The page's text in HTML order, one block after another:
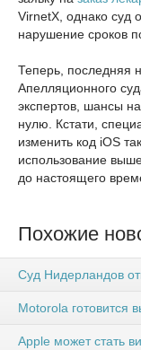
VirnetX, однако суд
нарушение сроков
Теперь, последняя
Апелляционного
экспертов, шансы
нулю. Кстати,
изменить код iOS
использование
до настоящего
Похожие
Суд Нидерландов
Motorola готовится
Apple может стать